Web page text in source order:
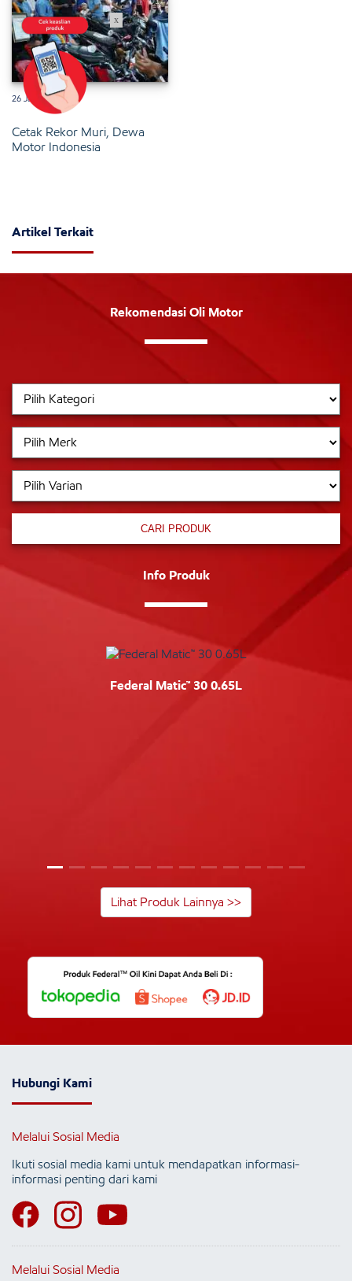
26 Januari 2025
Cetak Rekor Muri, Dewa
Motor Indonesia
Artikel Terkait
Rekomendasi Oli Motor
CARI PRODUK
Info Produk
Federal Matic™ 30 0.65L
Lihat Produk Lainnya >>
Hubungi Kami
Melalui Sosial Media
Ikuti sosial media kami untuk mendapatkan informasi-
informasi penting dari kami
Melalui Sosial Media
x